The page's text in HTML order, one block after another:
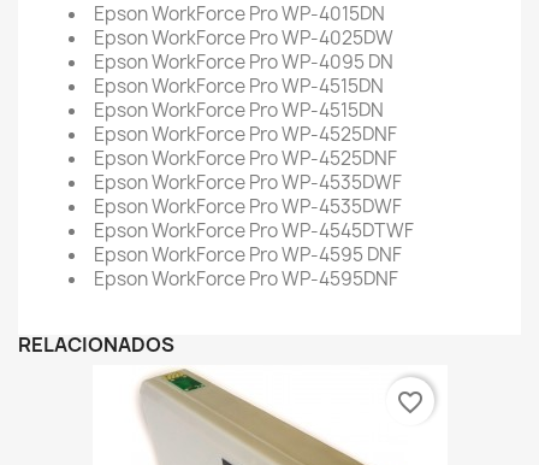
Epson WorkForce Pro WP-4015DN
Epson WorkForce Pro WP-4025DW
Epson WorkForce Pro WP-4095 DN
Epson WorkForce Pro WP-4515DN
Epson WorkForce Pro WP-4515DN
Epson WorkForce Pro WP-4525DNF
Epson WorkForce Pro WP-4525DNF
Epson WorkForce Pro WP-4535DWF
Epson WorkForce Pro WP-4535DWF
Epson WorkForce Pro WP-4545DTWF
Epson WorkForce Pro WP-4595 DNF
Epson WorkForce Pro WP-4595DNF
RELACIONADOS
favorite_border